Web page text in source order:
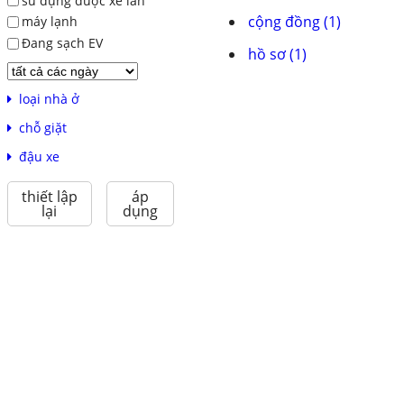
máy lạnh
Đang sạch EV
loại nhà ở
chỗ giặt
đậu xe
thiết lập
lại
áp
dụng
cộng đồng (1)
hồ sơ (1)